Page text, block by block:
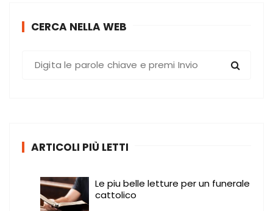
CERCA NELLA WEB
ARTICOLI PIÙ LETTI
Le piu belle letture per un funerale
cattolico